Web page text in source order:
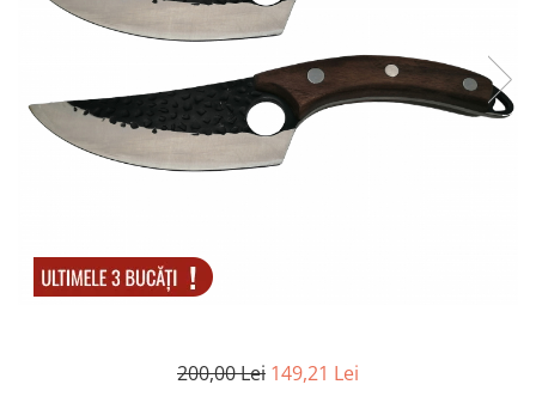
Lanterne
Seturi de cutite & accesorii
vanatoare si tactice
BINOCLURI & LUNETE
Prastii profesionale de vanatoare
Arme sporturi de precizie
Incubatoare oua
200,00 Lei 149,21 Lei